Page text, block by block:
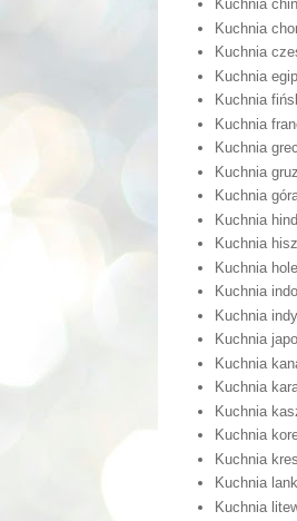
Kuchnia
Kuchnia
Kuchnia
Kuchnia
Kuchnia
Kuchnia
Kuchnia
Kuchnia
Kuchnia
Kuchnia
Kuchnia
Kuchnia
Kuchnia
Kuchnia
Kuchnia
Kuchnia
Kuchnia
Kuchnia
Kuchnia
Kuchnia
Kuchnia
Kuchnia